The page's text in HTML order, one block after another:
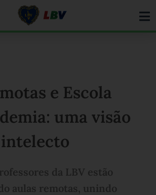
e Escola
uma visão
da LBV estão
aulas remotas, unindo